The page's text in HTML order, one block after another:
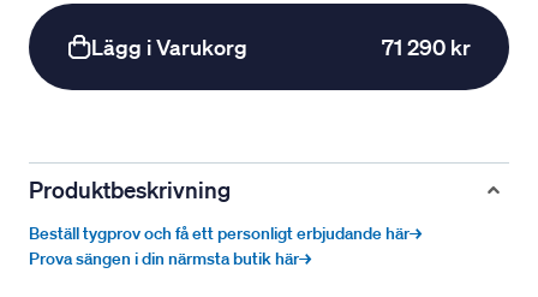
Lägg i Varukorg 71 290 kr
Produktbeskrivning
Beställ tygprov och få ett personligt erbjudande här→
Prova sängen i din närmsta butik här→